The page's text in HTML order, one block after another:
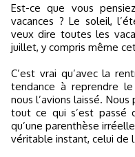
Est-ce que vous pensiez que tout cela n’était que des
vacances ? Le soleil,
veux dire toutes les
juillet, y compris même
C’est vrai qu’avec la
tendance à reprendre
nous l’avions laissé.
tout ce qui s’est passé
qu’une parenthèse
véritable instant, celui de